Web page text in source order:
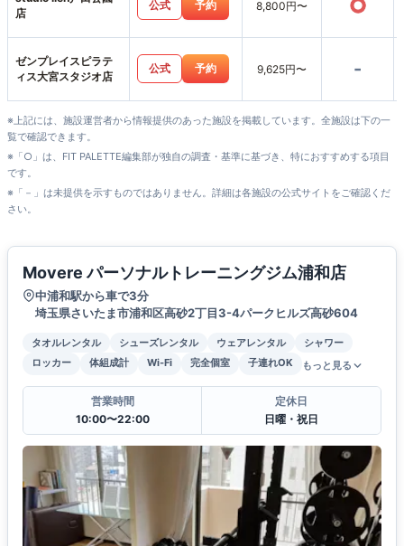
店
公式 予約 8,800円〜 ○
ゼンプレイスピラテ
ィス大宮スタジオ店
公式 予約 9,625円〜 -
※上記には、施設運営者から情報提供のあった施設を掲載しています。全施設は下の一
覧で確認できます。
※「○」は、FIT PALETTE編集部が独自の調査・基準に基づき、特におすすめする項目
です。
※「－」は未提供を示すものではありません。詳細は各施設の公式サイトをご確認くだ
さい。
Movere パーソナルトレーニングジム浦和店
中浦和駅から車で3分
埼玉県さいたま市浦和区高砂2丁目3-4パークヒルズ高砂604
タオルレンタル シューズレンタル ウェアレンタル
シャワー
ロッカー
体組成計 Wi-Fi 完全個室 子連れOK もっと見る
営業時間
10:00〜22:00
定休日
日曜・祝日